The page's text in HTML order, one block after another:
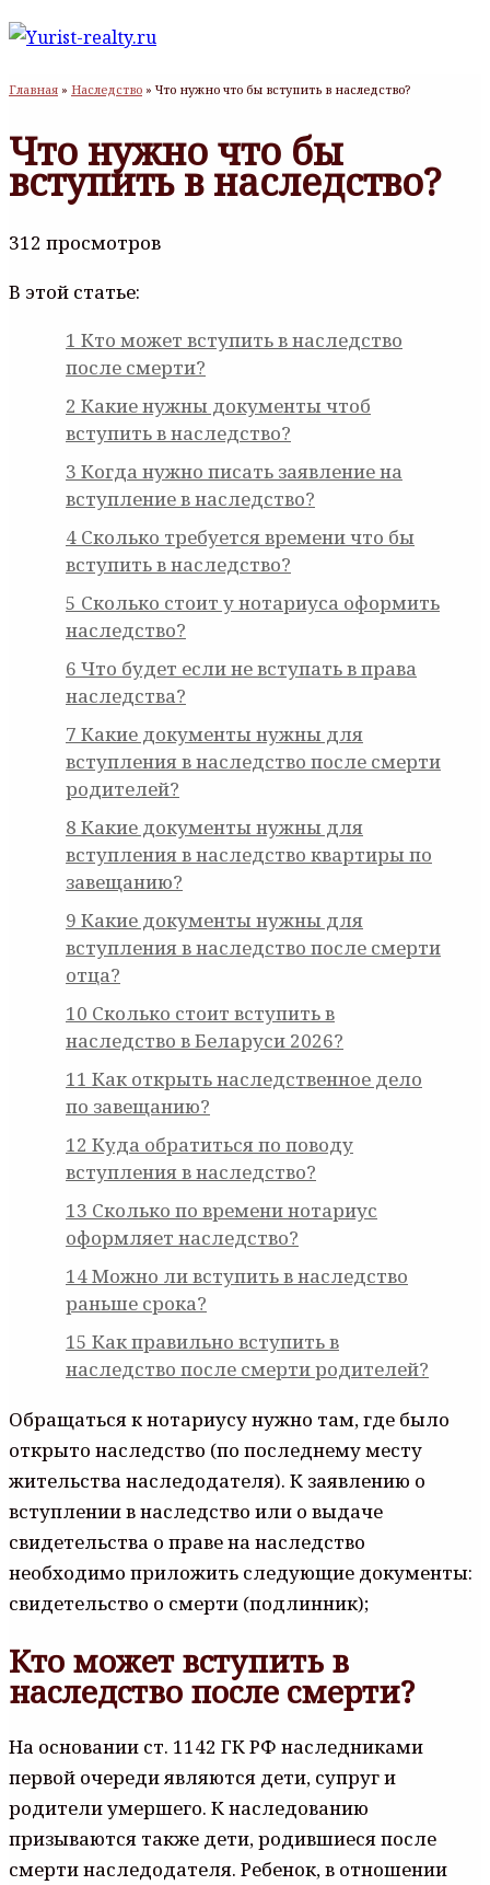
Главная » Наследство » Что нужно что бы вступить в наследство?
Что нужно что бы
вступить в наследство?
312 просмотров
В этой статье:
1 Кто может вступить в наследство
после смерти?
2 Какие нужны документы чтоб
вступить в наследство?
3 Когда нужно писать заявление на
вступление в наследство?
4 Сколько требуется времени что бы
вступить в наследство?
5 Сколько стоит у нотариуса оформить
наследство?
6 Что будет если не вступать в права
наследства?
7 Какие документы нужны для
вступления в наследство после смерти
родителей?
8 Какие документы нужны для
вступления в наследство квартиры по
завещанию?
9 Какие документы нужны для
вступления в наследство после смерти
отца?
10 Сколько стоит вступить в
наследство в Беларуси 2026?
11 Как открыть наследственное дело
по завещанию?
12 Куда обратиться по поводу
вступления в наследство?
13 Сколько по времени нотариус
оформляет наследство?
14Можно ли вступить в наследство
раньше срока?
15 Как правильно вступить в
наследство после смерти родителей?
Обращаться к нотариусу нужно там, где было
открыто наследство (по последнему месту
жительства наследодателя). К заявлению о
вступлении в наследство или о выдаче
свидетельства о праве на наследство
необходимо приложить следующие документы:
свидетельство о смерти (подлинник);
Кто может вступить в
наследство после смерти?
На основании ст. 1142 ГК РФ наследниками
первой очереди являются дети, супруг и
родители умершего. К наследованию
призываются также дети, родившиеся после
смерти наследодателя. Ребенок, в отношении